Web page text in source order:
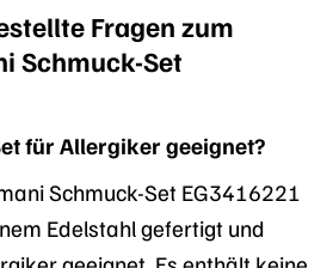
Fragen zum
Schmuck-Set
für Allergiker geeignet?
Schmuck-Set EG3416221
Edelstahl gefertigt und